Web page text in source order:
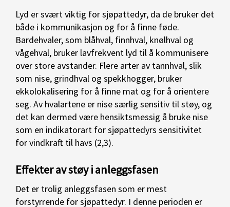
Lyd er svært viktig for sjøpattedyr, da de bruker det
både i kommunikasjon og for å finne føde.
Bardehvaler, som blåhval, finnhval, knølhval og
vågehval, bruker lavfrekvent lyd til å kommunisere
over store avstander. Flere arter av tannhval, slik
som nise, grindhval og spekkhogger, bruker
ekkolokalisering for å finne mat og for å orientere
seg. Av hvalartene er nise særlig sensitiv til støy, og
det kan dermed være hensiktsmessig å bruke nise
som en indikatorart for sjøpattedyrs sensitivitet
for vindkraft til havs (2,3).
Effekter av støy i anleggsfasen
Det er trolig anleggsfasen som er mest
forstyrrende for sjøpattedyr. I denne perioden er